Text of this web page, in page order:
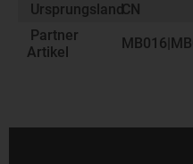
UrsprungslandCN
Partner
Artikel